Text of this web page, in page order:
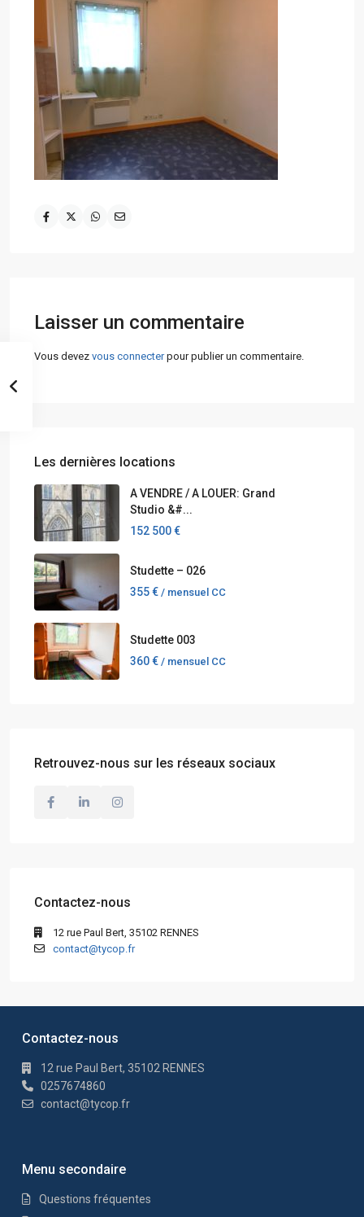
Laisser un commentaire
Vous devez vous connecterpour publier un commentaire.
Les dernières locations
A VENDRE / A LOUER: Grand
Studio &#...
152 500 €
Studette – 026
355 € / mensuel CC
Studette 003
360 € / mensuel CC
Retrouvez-nous sur les réseaux sociaux
Contactez-nous
12 rue Paul Bert, 35102 RENNES
contact@tycop.fr
Contactez-nous
12 rue Paul Bert, 35102 RENNES
0257674860
contact@tycop.fr
Menu secondaire
Questions fréquentes